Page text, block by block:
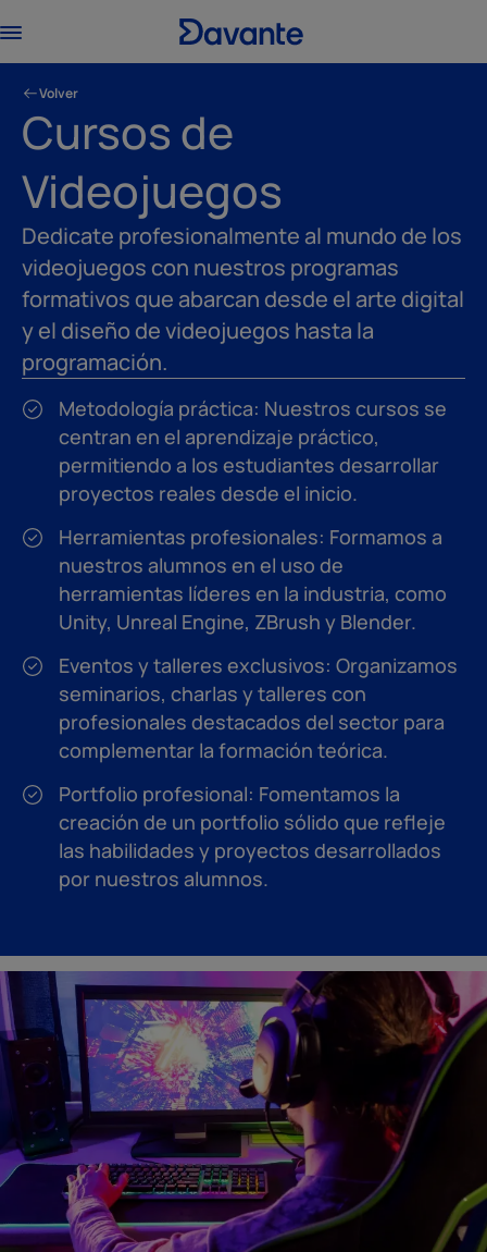
Volver
Cursos de
Videojuegos
Dedicate profesionalmente al mundo de los
videojuegos con nuestros programas
formativos que abarcan desde el arte digital
y el diseño de videojuegos hasta la
programación.
Metodología práctica: Nuestros cursos se
centran en el aprendizaje práctico,
permitiendo a los estudiantes desarrollar
proyectos reales desde el inicio.
Herramientas profesionales: Formamos a
nuestros alumnos en el uso de
herramientas líderes en la industria, como
Unity, Unreal Engine, ZBrush y Blender.
Eventos y talleres exclusivos: Organizamos
seminarios, charlas y talleres con
profesionales destacados del sector para
complementar la formación teórica.
Portfolio profesional: Fomentamos la
creación de un portfolio sólido que refleje
las habilidades y proyectos desarrollados
por nuestros alumnos.